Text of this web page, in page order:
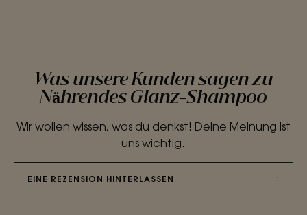
Was unsere Kunden sagen zu
Nährendes Glanz-Shampoo
Wir wollen wissen, was du denkst! Deine Meinung ist
uns wichtig.
EINE REZENSION HINTERLASSEN